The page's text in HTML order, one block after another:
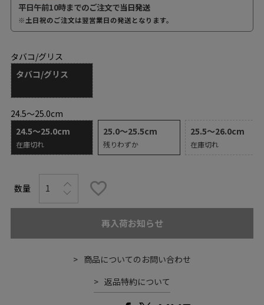
平日午前10時までのご注文で当日発送
※土日祝のご注文は翌営業日の発送となります。
24.5～25.0cm
24.5～25.0cm
在庫切れ
25.0～25.5cm
残りわずか
25.5～26.0cm
在庫切れ
タバコ/グリス
タバコ/グリス
再入荷お知らせ
商品についてのお問い合わせ
返品特約について